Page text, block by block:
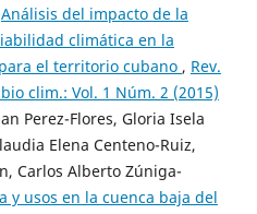
Análisis del impacto de la
climática en la
el territorio cubano , Rev.
clim.: Vol. 1 Núm. 2 (2015)
Perez-Flores, Gloria Isela
Elena Centeno-Ruiz,
Carlos Alberto Zúniga-
y usos en la cuenca baja del